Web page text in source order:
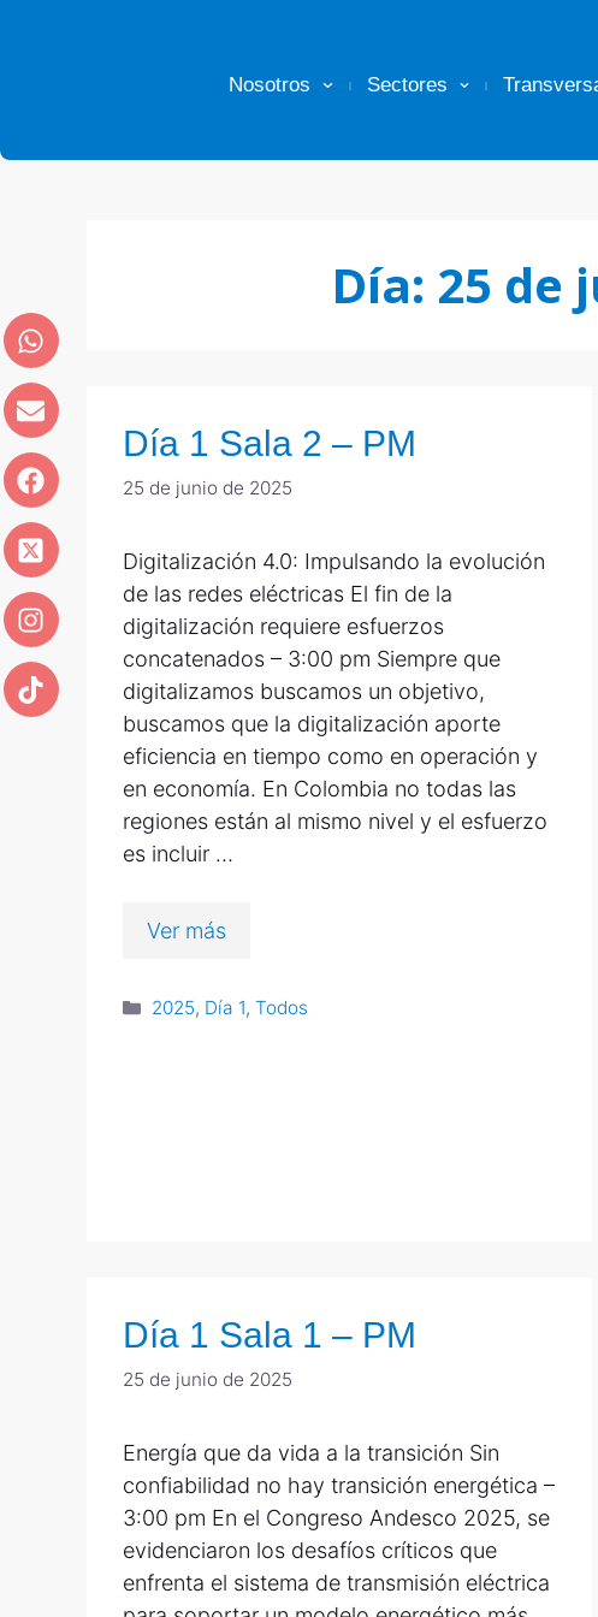
Nosotros Sectores
Día: 25 de
Día 1 Sala 2 – PM
25 de junio de 2025
Digitalización 4.0: Impulsando la evolución
de las redes eléctricas El fin de la
digitalización requiere esfuerzos
concatenados – 3:00 pm Siempre que
digitalizamos buscamos un objetivo,
buscamos que la digitalización aporte
eficiencia en tiempo como en operación y
en economía. En Colombia no todas las
regiones están al mismo nivel y el esfuerzo
es incluir …
Ver más
2025, Día 1,Todos
Día 1 Sala 1 – PM
25 de junio de 2025
Energía que da vida a la transición Sin
confiabilidad no hay transición energética –
3:00 pm En el Congreso Andesco 2025, se
evidenciaron los desafíos críticos que
enfrenta el sistema de transmisión eléctrica